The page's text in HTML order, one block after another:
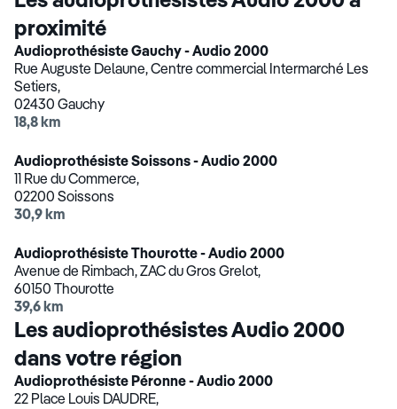
proximité
Audioprothésiste Gauchy - Audio 2000
Rue Auguste Delaune, Centre commercial Intermarché Les
Setiers,
02430 Gauchy
18,8 km
Audioprothésiste Soissons - Audio 2000
11 Rue du Commerce,
02200 Soissons
30,9 km
Audioprothésiste Thourotte - Audio 2000
Avenue de Rimbach, ZAC du Gros Grelot,
60150 Thourotte
39,6 km
Les audioprothésistes Audio 2000
dans votre région
Audioprothésiste Péronne - Audio 2000
22 Place Louis DAUDRE,